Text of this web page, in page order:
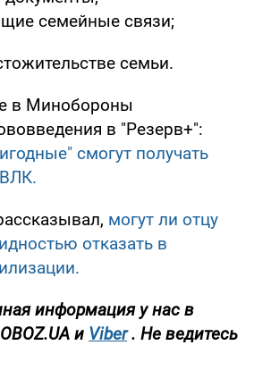
семейные связи;
семьи.
в Минобороны
в "Резерв+":
смогут получать
могут ли отцу
отказать в
информация у нас в
OBOZ.UA и Viber . Не ведитесь